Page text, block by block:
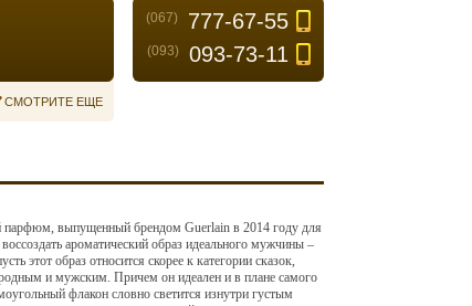
(067) 777-67-55
(093) 093-73-11
СМОТРИТЕ ЕЩЕ
парфюм, выпущенный брендом Guerlain в 2014 году для
ароматический образ идеального мужчины –
этот образ относится скорее к категории сказок,
и мужским. Причем он идеален и в плане самого
флакон словно светится изнутри густым